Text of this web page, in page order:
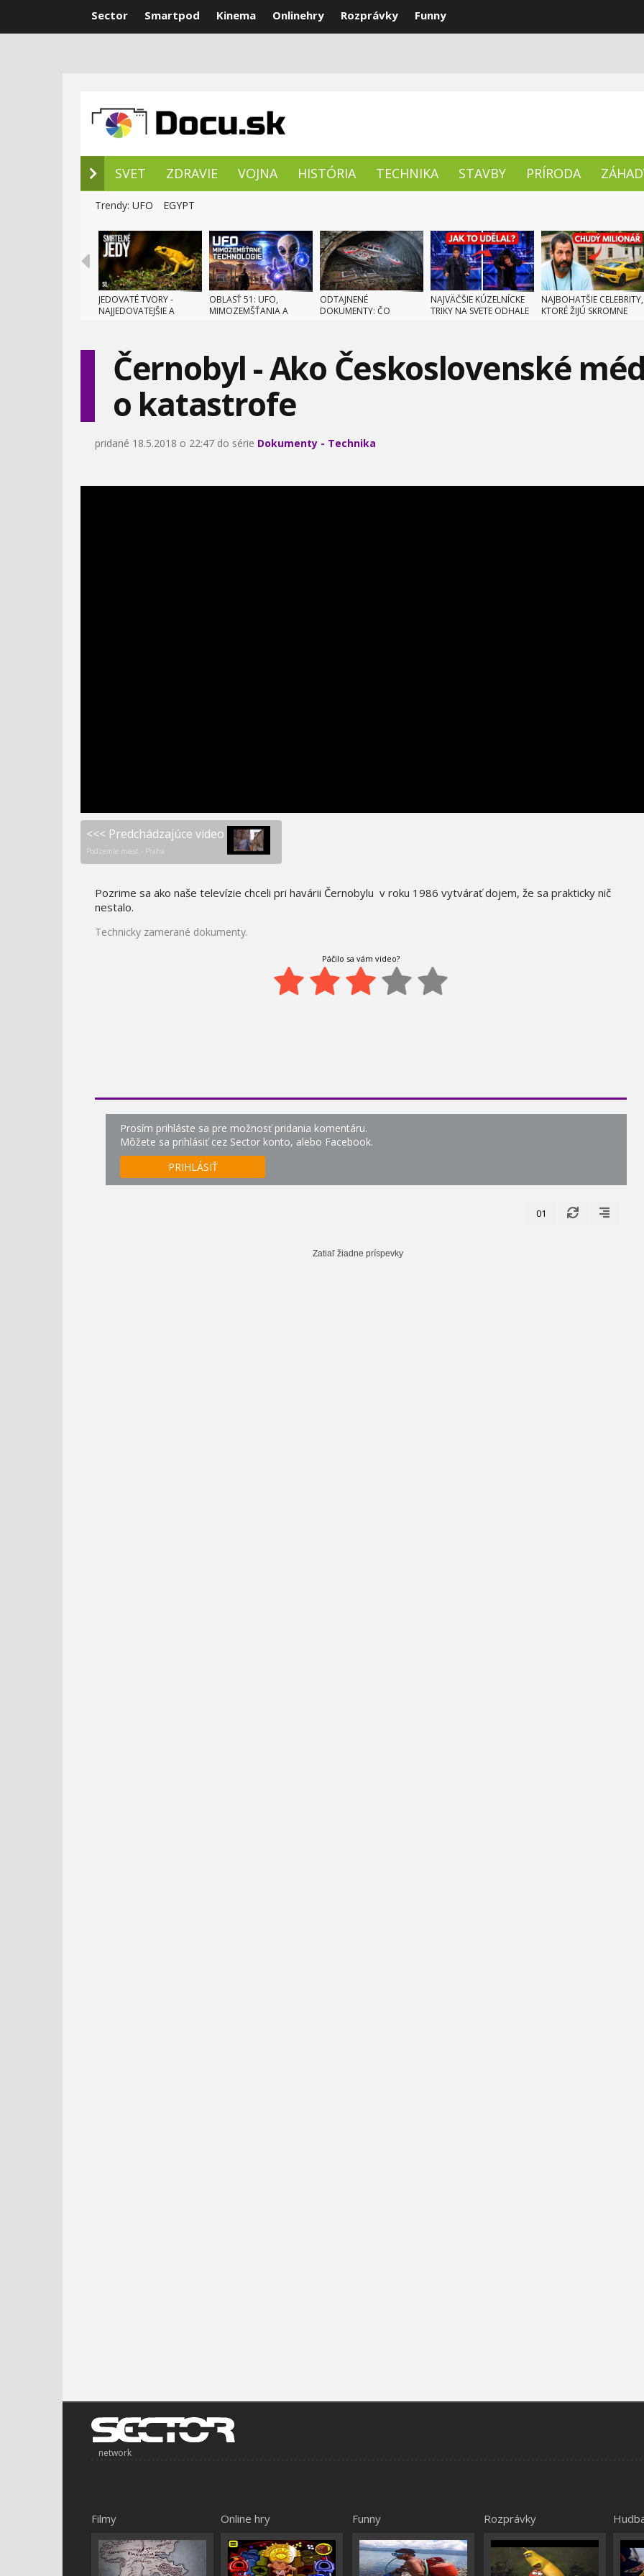
Sector Smartpod Kinema Onlinehry Rozprávky Funny
SVET ZDRAVIE VOJNA HISTÓRIA TECHNIKA STAVBY PRÍRODA
Trendy: UFO EGYPT
JEDOVATÉ TVORY -
NAJJEDOVATEJŠIE A
OBLASŤ 51: UFO,
MIMOZEMŠŤANIA A
ODTAJNENÉ
DOKUMENTY: ČO
NAJVÄČŠIE KÚZELNÍCKE
TRIKY NA SVETE ODHALE
NAJBOHATŠIE CELEBRITY,
KTORÉ ŽIJÚ SKROMNE
DŽINGISCHÁN A JEHO
ARMÁDA
NAJHORŠIE PRÁCE V
STREDOVEKU!
Černobyl - Ako Československé
o katastrofe
pridané 18.5.2018 o 22:47 do série Dokumenty - Technika
<<< Predchádzajúce video
Podzemie miest - Praha
Pozrime sa ako naše televízie chceli pri havárii Černobylu v roku 1986 vytvárať dojem, že sa prakticky nič
nestalo.
Technicky zamerané dokumenty.
Páčilo sa vám video?
Prosím prihláste sa pre možnosť pridania komentáru.
Môžete sa prihlásiť cez Sector konto, alebo Facebook.
PRIHLÁSIŤ
01
Zatiaľ žiadne príspevky
network
Filmy Online hry Funny Rozprávky